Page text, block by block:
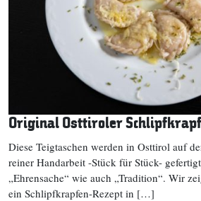
Original Osttiroler
Diese Teigtaschen werden in Osttirol auf
reiner Handarbeit -Stück für Stück-
„Ehrensache“ wie auch „Tradition“. Wir
ein Schlipfkrapfen-Rezept in […]